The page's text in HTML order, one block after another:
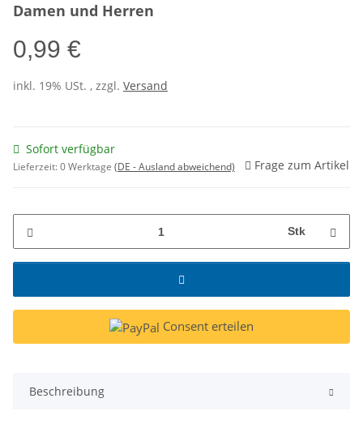
Damen und Herren
0,99 €
inkl. 19% USt. , zzgl. Versand
Sofort verfügbar
Lieferzeit:0 Werktage (DE - Ausland abweichend) Frage zum Artikel
Stk
Consent erteilen
Beschreibung